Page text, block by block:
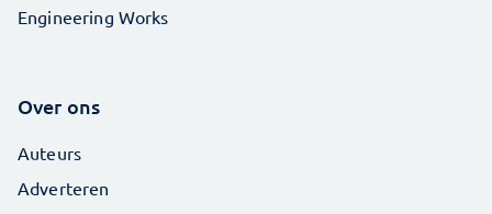
Engineering Works
Over ons
Auteurs
Adverteren